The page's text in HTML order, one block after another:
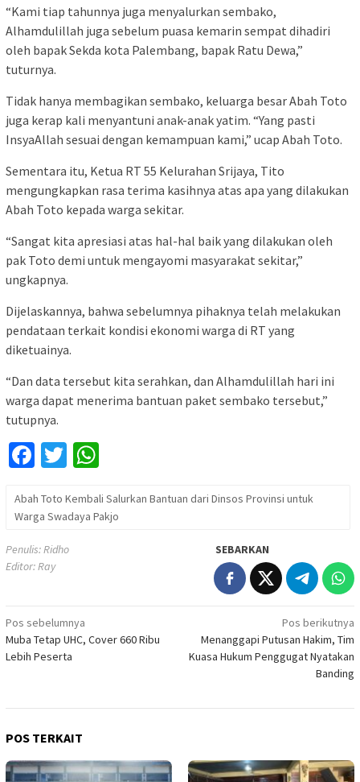
“Kami tiap tahunnya juga menyalurkan sembako,
Alhamdulillah juga sebelum puasa kemarin sempat dihadiri
oleh bapak Sekda kota Palembang, bapak Ratu Dewa,”
tuturnya.
Tidak hanya membagikan sembako, keluarga besar Abah Toto
juga kerap kali menyantuni anak-anak yatim. “Yang pasti
InsyaAllah sesuai dengan kemampuan kami,” ucap Abah Toto.
Sementara itu, Ketua RT 55 Kelurahan Srijaya, Tito
mengungkapkan rasa terima kasihnya atas apa yang dilakukan
Abah Toto kepada warga sekitar.
“Sangat kita apresiasi atas hal-hal baik yang dilakukan oleh
pak Toto demi untuk mengayomi masyarakat sekitar,”
ungkapnya.
Dijelaskannya, bahwa sebelumnya pihaknya telah melakukan
pendataan terkait kondisi ekonomi warga di RT yang
diketuainya.
“Dan data tersebut kita serahkan, dan Alhamdulillah hari ini
warga dapat menerima bantuan paket sembako tersebut,”
tutupnya.
Facebook
Twitter
Abah Toto Kembali Salurkan Bantuan dari Dinsos Provinsi untuk
Warga Swadaya Pakjo
Penulis: Ridho
Editor: Ray
SEBARKAN
Navigasi
pos
Pos sebelumnya
Muba Tetap UHC, Cover 660 Ribu
Lebih Peserta
Pos berikutnya
Menanggapi Putusan Hakim, Tim
Kuasa Hukum Penggugat Nyatakan
Banding
POS TERKAIT